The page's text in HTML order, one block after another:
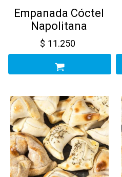
Empanada Cóctel
Napolitana
$ 11.250